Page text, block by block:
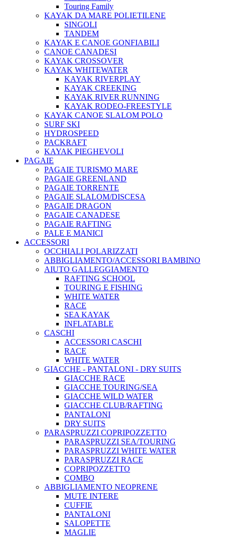
Touring Family
KAYAK DA MARE POLIETILENE
SINGOLI
TANDEM
KAYAK E CANOE GONFIABILI
CANOE CANADESI
KAYAK CROSSOVER
KAYAK WHITEWATER
KAYAK RIVERPLAY
KAYAK CREEKING
KAYAK RIVER RUNNING
KAYAK RODEO-FREESTYLE
KAYAK CANOE SLALOM POLO
SURF SKI
HYDROSPEED
PACKRAFT
KAYAK PIEGHEVOLI
PAGAIE
PAGAIE TURISMO MARE
PAGAIE GREENLAND
PAGAIE TORRENTE
PAGAIE SLALOM/DISCESA
PAGAIE DRAGON
PAGAIE CANADESE
PAGAIE RAFTING
PALE E MANICI
ACCESSORI
OCCHIALI POLARIZZATI
ABBIGLIAMENTO/ACCESSORI BAMBINO
AIUTO GALLEGGIAMENTO
RAFTING SCHOOL
TOURING E FISHING
WHITE WATER
RACE
SEA KAYAK
INFLATABLE
CASCHI
ACCESSORI CASCHI
RACE
WHITE WATER
GIACCHE - PANTALONI - DRY SUITS
GIACCHE RACE
GIACCHE TOURING/SEA
GIACCHE WILD WATER
GIACCHE CLUB/RAFTING
PANTALONI
DRY SUITS
PARASPRUZZI COPRIPOZZETTO
PARASPRUZZI SEA/TOURING
PARASPRUZZI WHITE WATER
PARASPRUZZI RACE
COPRIPOZZETTO
COMBO
ABBIGLIAMENTO NEOPRENE
MUTE INTERE
CUFFIE
PANTALONI
SALOPETTE
MAGLIE